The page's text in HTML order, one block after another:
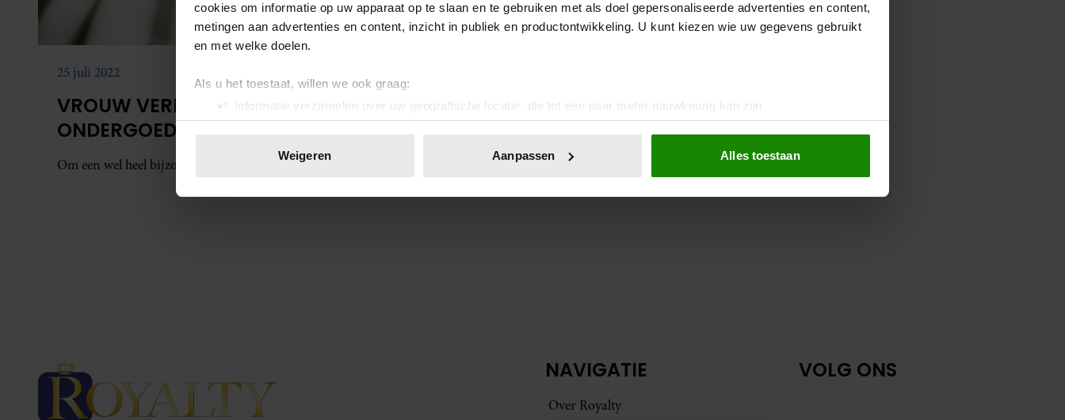
cookies om informatie op uw apparaat op te slaan en te gebruiken met als doel gepersonaliseerde advertenties en content,
metingen aan advertenties en content, inzicht in publiek en productontwikkeling. U kunt kiezen wie uw gegevens gebruikt
en met welke doelen.
Als u het toestaat, willen we ook graag:
Informatie verzamelen over uw geografische locatie, die tot een paar meter nauwkeurig kan zijn
Uw apparaat identificeren door het actief te scannen op specifieke eigenschappen (fingerprinting)
toestemming op elk moment wijzigen of intrekken in de Cookieverklaring.
Weigeren Aanpassen Alles toestaan
25 juli 2022
VROUW VERKOOPT
ONDERGOED NAAKTE ROYAL
Om een wel heel bijzondere reden.
NAVIGATIE
Over Royalty
VOLG ONS